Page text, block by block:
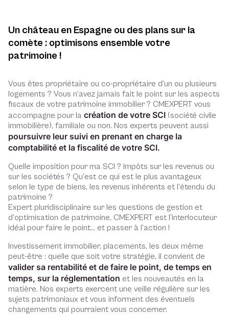
Un château en Espagne ou des plans sur la
comète : optimisons ensemble votre
patrimoine !
Vous êtes propriétaire ou co-propriétaire d’un ou plusieurs
logements ? Vous n’avez jamais fait le point sur les aspects
fiscaux de votre patrimoine immobilier ? CMEXPERT vous
accompagne pour la création de votre SCI (société civile
immobilière), familiale ou non. Nos experts peuvent aussi
poursuivre leur suivi en prenant en charge la
comptabilité et la fiscalité de votre SCI.
Quelle imposition pour ma SCI ? Impôts sur les revenus ou
sur les sociétés ? Qu’est ce qui est le plus avantageux
selon le type de biens, les revenus inhérents et l’étendu du
patrimoine ?
Expert pluridisciplinaire sur les questions de gestion et
d’optimisation de patrimoine, CMEXPERT est l’interlocuteur
idéal pour faire le point… et passer à l’action !
Investissement immobilier, placements, les deux même
peut-être : quelle que soit votre stratégie, il convient de
valider sa rentabilité et de faire le point, de temps en
temps, sur la réglementation et les nouveautés en la
matière. Nos experts exercent une veille régulière sur les
sujets patrimoniaux et vous informent des éventuels
changements qui pourraient vous concerner.